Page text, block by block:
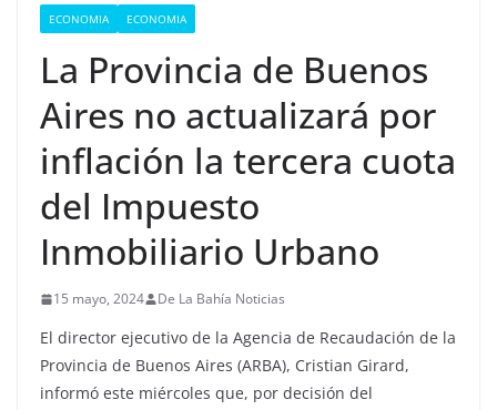
ECONOMIA ECONOMIA
La Provincia de Buenos
Aires no actualizará por
inflación la tercera cuota
del Impuesto
Inmobiliario Urbano
15 mayo, 2024 De La Bahía Noticias
El director ejecutivo de la Agencia de Recaudación de la
Provincia de Buenos Aires (ARBA), Cristian Girard,
informó este miércoles que, por decisión del